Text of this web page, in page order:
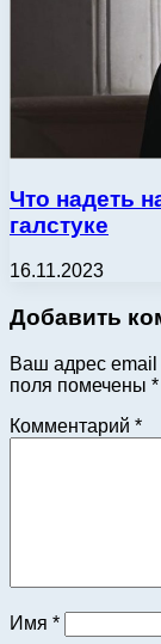
Что надеть
галстуке
16.11.2023
Добавить
Ваш адрес email
поля помечены *
Комментарий *
Имя *